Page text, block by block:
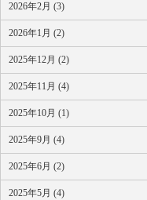
2026年2月 (3)
2026年1月 (2)
2025年12月 (2)
2025年11月 (4)
2025年10月 (1)
2025年9月 (4)
2025年6月 (2)
2025年5月 (4)